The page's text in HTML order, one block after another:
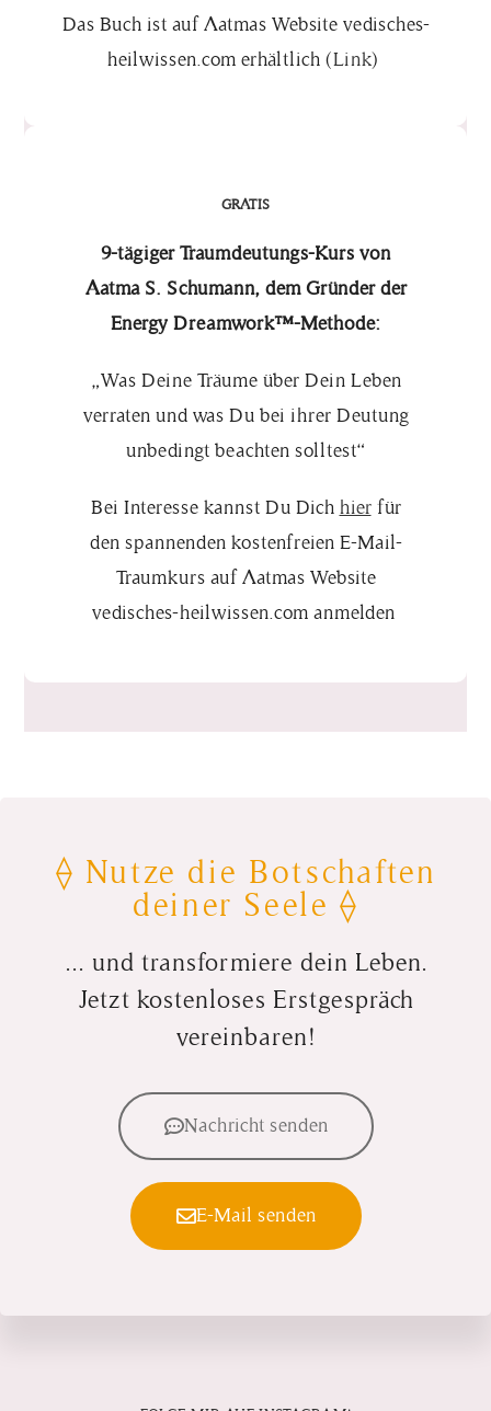
Das Buch ist auf Aatmas Website vedisches-
heilwissen.com erhältlich (Link)
GRATIS
9-tägiger Traumdeutungs-Kurs von
Aatma S. Schumann, dem Gründer der
Energy Dreamwork™-Methode:
„Was Deine Träume über Dein Leben
verraten und was Du bei ihrer Deutung
unbedingt beachten solltest“
Bei Interesse kannst Du Dich hierfür
den spannenden kostenfreien E-Mail-
Traumkurs auf Aatmas Website
vedisches-heilwissen.com anmelden
⟠ Nutze die Botschaften
deiner Seele ⟠
... und transformiere dein Leben.
Jetzt kostenloses Erstgespräch
vereinbaren!
Nachricht senden
E-Mail senden